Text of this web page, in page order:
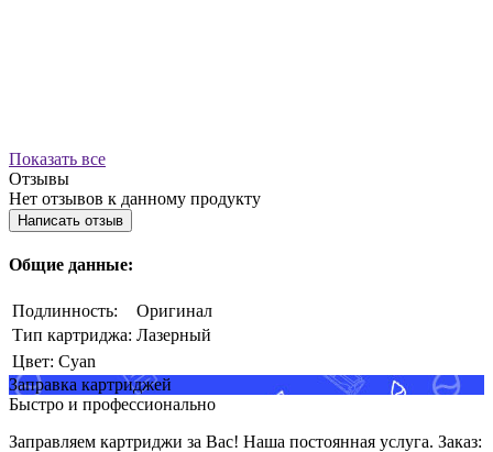
Показать все
Отзывы
Нет отзывов к данному продукту
Написать отзыв
Общие данные:
Подлинность:
Оригинал
Тип картриджа: Лазерный
Цвет: Cyan
Заправка картриджей
Быстро и профессионально
Заправляем картриджи за Вас! Наша постоянная услуга. Заказ: